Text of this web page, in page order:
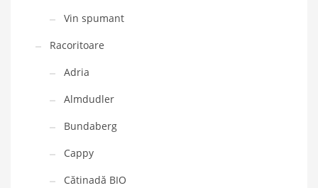
Vin spumant
Racoritoare
Adria
Almdudler
Bundaberg
Cappy
Cătinadă BIO